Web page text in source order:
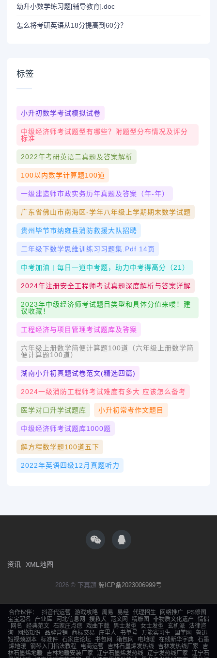
幼升小数学练习题[辅导教育].doc
怎么将考研英语从18分提高到60分？
标签
小升初数学考试模拟试卷
中级经济师考试题型有哪些？附题型分布情况及评分
标准
2022年考研英语二真题及答案解析
100以内数学计算题100道
一级建造师市政实务历年真题及答案（年-年）
广东省佛山市南海区-学年八年级上学期期末数学试题
贵州毕节市纳雍县消防救援大队招聘
二年级下数学思维训练习习题集.pdf 14页
中考加油 | 每日一道中考题，助力中考得高分（21）
2024年注册安全工程师考试真题深度解析与答案详解
2023年中级经济师考试题目类型和具体分值来喽！建
议收藏！
工程经济与项目管理考试题库及答案
六年级上册数学简便计算题100道（六年级上册数学简
便计算题100道）
湖南小升初真题试卷范文(精选四篇)
2024一级消防工程师考试难度有多大 应该怎么备考
医学对口升学试题库 小升初常考作文题目
中级经济师考试题库1000题
解方程数学题100道五下
2022年英语四级12月真题听力
资讯 XML地图
2026 © 下真题 冀ICP备2023006999号
合作伙伴： 抖音代运营 游戏攻略 周易 易经 代理招生 网络推广
PS修图
宝宝起名
产业库 河北信息网 搜救犬 范文网 精雕图 非物质文化遗产
情侣
网名
经典范文 石家庄点痣 戏曲下载 男士发型 女士发型 玄机派
法律咨
询
网络知识 品牌营销 商标交易 庄里人 书单号 万能实习生 国学网
鲁迅
短视频剧本 标准件 石家庄论坛 书包网 箱包网 电地暖 在线新华字典 石墨
烯地暖 钢琴入门指法教程 电商运营 吉林石墨烯发热线 吉林发热线厂家
吉
林石墨烯地暖
吉林地暖安装厂家 辽宁石墨烯发热线 辽宁发热线厂家
辽宁石